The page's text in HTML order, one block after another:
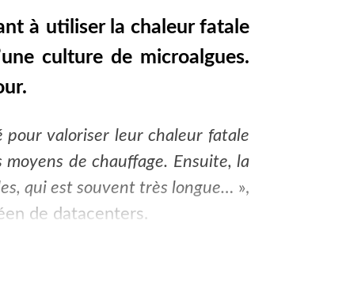
à utiliser la chaleur fatale
culture de microalgues.
pour valoriser leur chaleur fatale
de chauffage. Ensuite, la
qui est souvent très longue… »,
de datacenters.